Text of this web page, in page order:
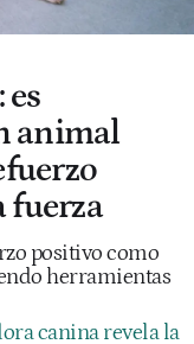
animal
fuerza
positivo como
herramientas
canina revela la